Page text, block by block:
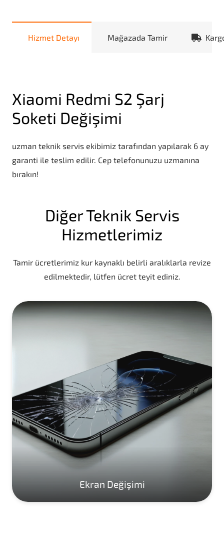
Hizmet Detayı Mağazada Tamir
Xiaomi Redmi S2 Şarj
Soketi Değişimi
uzman teknik servis ekibimiz tarafından yapılarak 6 ay
garanti ile teslim edilir. Cep telefonunuzu uzmanına
bırakın!
Diğer Teknik Servis
Hizmetlerimiz
Tamir ücretlerimiz kur kaynaklı belirli aralıklarla revize
edilmektedir, lütfen ücret teyit ediniz.
Ekran Değişimi